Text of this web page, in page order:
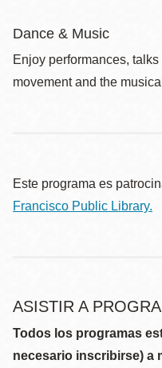
Dance & Music
Enjoy performances,
movement and the
Este programa es
Francisco Public Library.
ASISTIR A
Todos los programas
necesario inscribirse) a